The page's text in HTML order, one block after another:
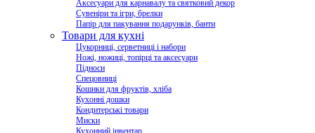
Аксесуари для карнавалу та святковий декор
Сувеніри та ігри, брелки
Папір для пакування подарунків, банти
Товари для кухні
Цукорниці, серветниці і набори
Ножі, ножиці, топірці та аксесуари
Підноси
Спецовниці
Кошики для фруктів, хліба
Кухонні дошки
Кондитерські товари
Миски
Кухонний інвентар